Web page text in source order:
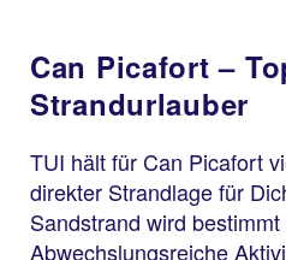
Can Picafort –
Strandurlauber
TUI hält für Can Picafort
direkter Strandlage für
Sandstrand wird
Abwechslungsreiche